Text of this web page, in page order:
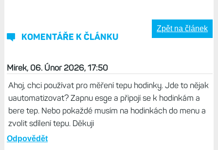
KOMENTÁŘE K ČLÁNKU
Zpět na článek
Mirek, 06. Únor 2026, 17:50
Ahoj, chci používat pro měření tepu hodinky. Jde to nějak
uautomatizovat? Zapnu esge a připojí se k hodinkám a
bere tep. Nebo pokaždé musím na hodinkách do menu a
zvolit sdílení tepu. Děkuji
Odpovědět